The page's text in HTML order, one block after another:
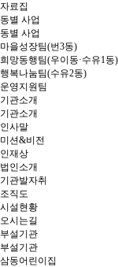
자료집
동별 사업
동별 사업
마을성장팀(번3동)
희망동행팀(우이동·수유1동)
행복나눔팀(수유2동)
운영지원팀
기관소개
기관소개
인사말
미션&비전
인재상
법인소개
기관발자취
조직도
시설현황
오시는길
부설기관
부설기관
삼동어린이집